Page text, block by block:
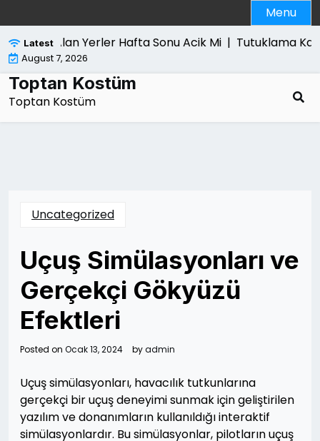
to
content
Menu
Latest
Alan Yerler Hafta Sonu Acik Mi |Tutuklama Karari
August 7, 2026
Toptan Kostüm
Toptan Kostüm
Uncategorized
Uçuş Simülasyonları ve
Gerçekçi Gökyüzü
Efektleri
Posted on Ocak 13, 2024 byadmin
Uçuş simülasyonları, havacılık tutkunlarına
gerçekçi bir uçuş deneyimi sunmak için geliştirilen
yazılım ve donanımların kullanıldığı interaktif
simülasyonlardır. Bu simülasyonlar, pilotların uçuş